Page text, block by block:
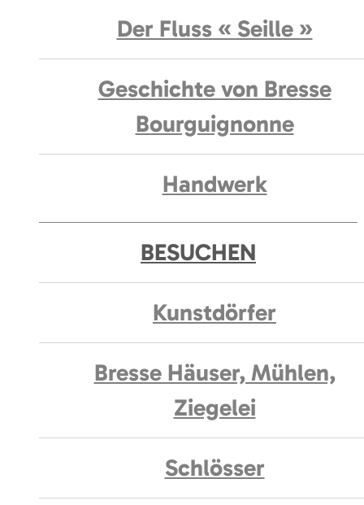
Der Fluss « Seille »
Geschichte von Bresse
Bourguignonne
Handwerk
BESUCHEN
Kunstdörfer
Bresse Häuser, Mühlen,
Ziegelei
Schlösser